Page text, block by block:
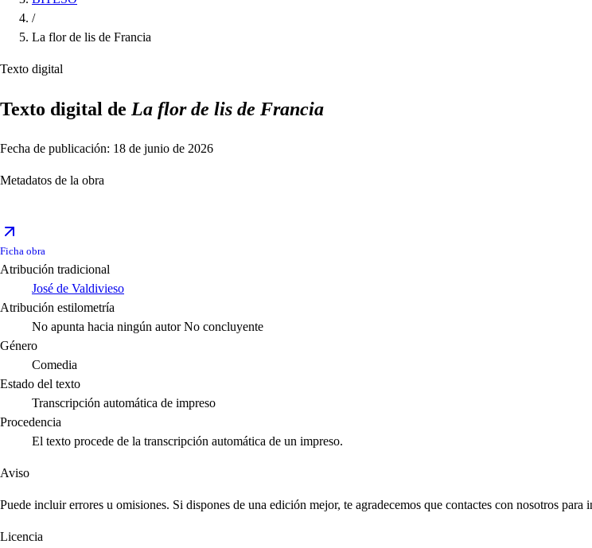
/
La flor de lis de Francia
Texto digital
Texto digital de La flor de lis de Francia
Fecha de publicación: 18 de junio de 2026
Metadatos de la obra
Ficha obra
Atribución tradicional
José de Valdivieso
Atribución estilometría
No apunta hacia ningún autor No concluyente
Género
Comedia
Estado del texto
Transcripción automática de impreso
Procedencia
El texto procede de la transcripción automática de un impreso.
Aviso
Puede incluir errores u omisiones. Si dispones de una edición mejor, te agradecemos que contactes con nosotros para
Licencia